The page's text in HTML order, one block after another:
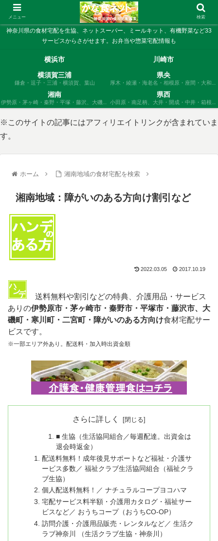
神奈川県の食材宅配を生協、ネットスーパー、ミールキット、有機野菜など33
サービスからさがせます。お弁当や惣菜宅配情報も
横浜市
川崎市
横須賀三浦
鎌倉・逗子・三浦・横須賀、葉山
県央
厚木・綾瀬・海老名・相模原・座間・大和、
愛川、清川
湘南
伊勢原・茅ヶ崎・秦野・平塚・藤沢、大磯・
寒川・二宮
県西
小田原・南足柄、大井・開成・中井・箱根・
松田・真鶴・山北・湯河原
※このサイトの記事にはアフィリエイトリンクが含まれていま
す。
ホーム 湘南地域の食材宅配を検索
湘南地域：障がいのある方向け割引など
2022.03.05 2017.10.19
送料無料や割引などの特典、介護用品・サービス
ありの伊勢原市・茅ヶ崎市・秦野市・平塚市・藤沢市、大
磯町・寒川町・二宮町・障がいのある方向け食材宅配サー
ビスです。
※一部エリア外あり。配送料・加入時出資金順
さらに詳しく
■ 生協（生活協同組合／毎週配達。出資金は
退会時返金）
配送料無料！成年後見サポートなど福祉・介護サ
ービス多数／ 福祉クラブ生活協同組合（福祉クラ
ブ生協）
個人配送料無料！／ ナチュラルコープヨコハマ
宅配サービス料半額・介護用カタログ・福祉サー
ビスなど／ おうちコープ（おうちCO-OP）
訪問介護・介護用品販売・レンタルなど／ 生活ク
ラブ神奈川 （生活クラブ生協・神奈川）
メニュー 検索